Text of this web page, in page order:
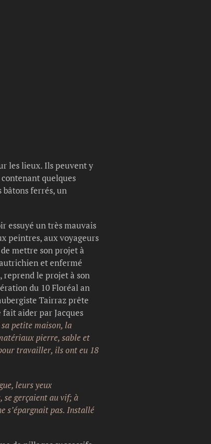
les lieux. Ils peuvent y
quelques
bâtons ferrés, un
essuyé un très mauvais
peintres, aux voyageurs
mettre son projet à
et enfermé
reprend le projet à son
du 10 Floréal an
Tairraz prête
aider par Jacques
petite maison, la
pierre, sable et
travailler, ils ont eu 18
leurs yeux
se gerçaient au vif; à
s’épargnait pas. Installé